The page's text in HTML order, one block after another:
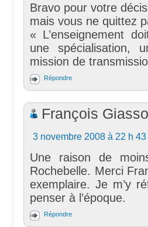
Bravo pour votre
mais vous ne quittez
« L’enseignement
une spécialisation,
mission de
Répondre
François
3 novembre 2008 à 22 h 43
Une raison de
Rochebelle. Merci
exemplaire. Je m’y
penser à l’époque.
Répondre